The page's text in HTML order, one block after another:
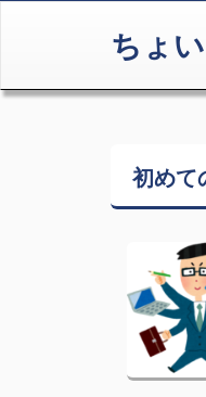
ちょ
初めて